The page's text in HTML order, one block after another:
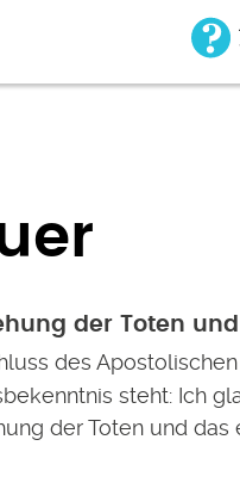
der Toten
des Apostolischen
steht: Ich
der Toten und das